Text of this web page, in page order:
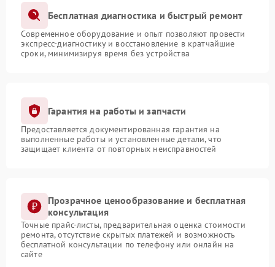
Бесплатная диагностика и быстрый ремонт
Современное оборудование и опыт позволяют провести
экспресс-диагностику и восстановление в кратчайшие
сроки, минимизируя время без устройства
Гарантия на работы и запчасти
Предоставляется документированная гарантия на
выполненные работы и установленные детали, что
защищает клиента от повторных неисправностей
Прозрачное ценообразование и бесплатная
консультация
Точные прайс-листы, предварительная оценка стоимости
ремонта, отсутствие скрытых платежей и возможность
бесплатной консультации по телефону или онлайн на
сайте